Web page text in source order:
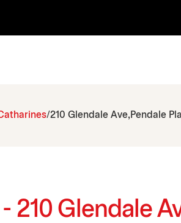
210 Glendale Ave,Pendale
210 Glendale